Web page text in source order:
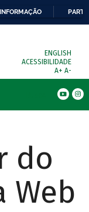
ENGLISH
ACESSIBILIDADE
A+ A-
do
Web